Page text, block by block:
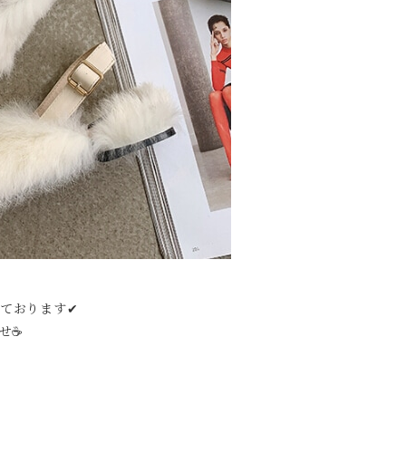
おります✔︎
☕️